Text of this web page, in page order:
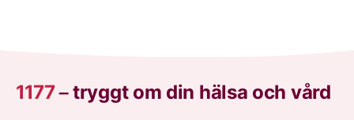
1177–tryggt om din hälsa och vård